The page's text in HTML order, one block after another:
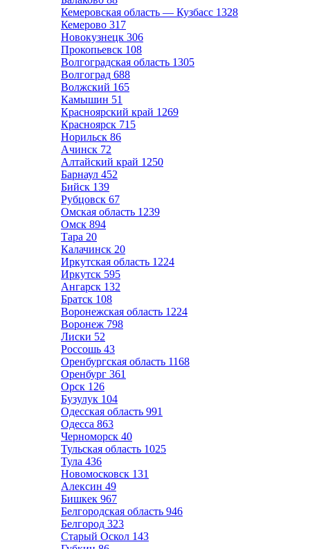
Кемеровская область — Кузбасс 1328
Кемерово 317
Новокузнецк 306
Прокопьевск 108
Волгоградская область 1305
Волгоград 688
Волжский 165
Камышин 51
Красноярский край 1269
Красноярск 715
Норильск 86
Ачинск 72
Алтайский край 1250
Барнаул 452
Бийск 139
Рубцовск 67
Омская область 1239
Омск 894
Тара 20
Калачинск 20
Иркутская область 1224
Иркутск 595
Ангарск 132
Братск 108
Воронежская область 1224
Воронеж 798
Лиски 52
Россошь 43
Оренбургская область 1168
Оренбург 361
Орск 126
Бузулук 104
Одесская область 991
Одесса 863
Черноморск 40
Тульская область 1025
Тула 436
Новомосковск 131
Алексин 49
Бишкек 967
Белгородская область 946
Белгород 323
Старый Оскол 143